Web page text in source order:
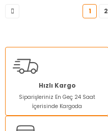
1 2
Hızlı Kargo
Siparişleriniz En Geç 24 Saat
İçerisinde Kargoda